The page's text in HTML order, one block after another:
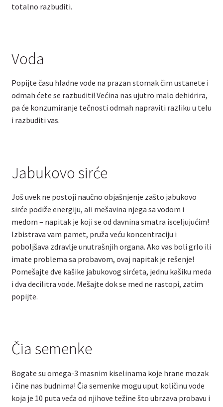
totalno razbuditi.
Voda
Popijte času hladne vode na prazan stomak čim ustanete i
odmah ćete se razbuditi! Većina nas ujutro malo dehidrira,
pa će konzumiranje tečnosti odmah napraviti razliku u telu
i razbuditi vas.
Jabukovo sirće
Još uvek ne postoji naučno objašnjenje zašto jabukovo
sirće podiže energiju, ali mešavina njega sa vodom i
medom – napitak je koji se od davnina smatra isceljujućim!
Izbistrava vam pamet, pruža veću koncentraciju i
poboljšava zdravlje unutrašnjih organa. Ako vas boli grlo ili
imate problema sa probavom, ovaj napitak je rešenje!
Pomešajte dve kašike jabukovog sirćeta, jednu kašiku meda
i dva decilitra vode. Mešajte dok se med ne rastopi, zatim
popijte.
Čia semenke
Bogate su omega-3 masnim kiselinama koje hrane mozak
i čine nas budnima! Čia semenke mogu uput količinu vode
koja je 10 puta veća od njihove težine što ubrzava probavu i